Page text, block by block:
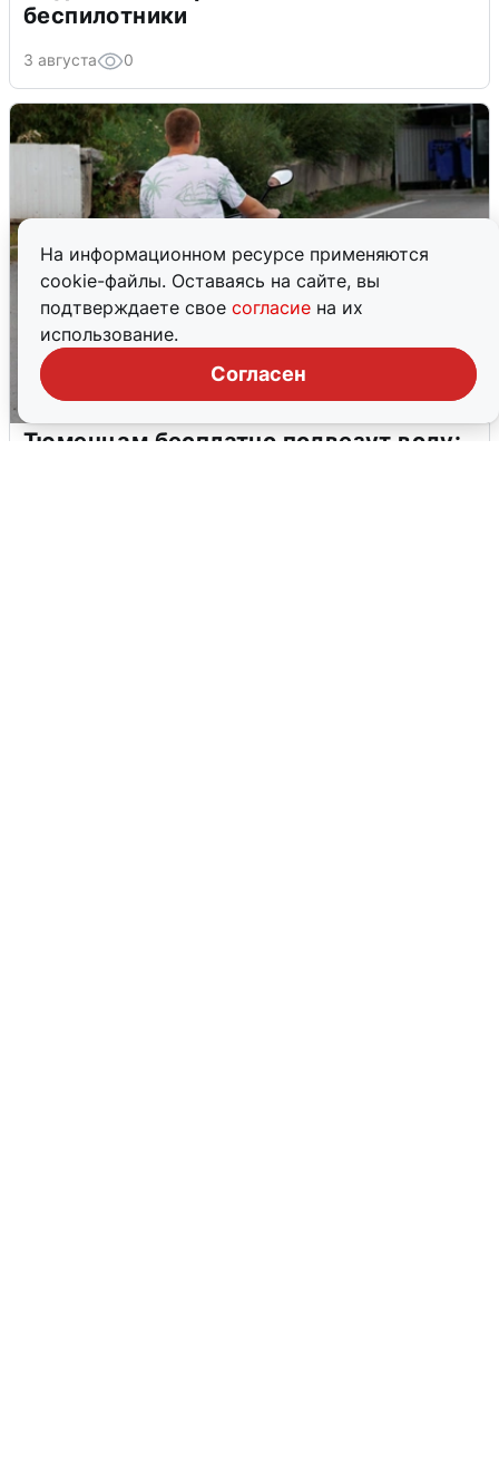
На информационном ресурсе применяются
cookie-файлы. Оставаясь на сайте, вы
подтверждаете свое согласие на их
использование.
Согласен
беспилотники
3 августа 0
Тюменцам бесплатно подвезут воду: